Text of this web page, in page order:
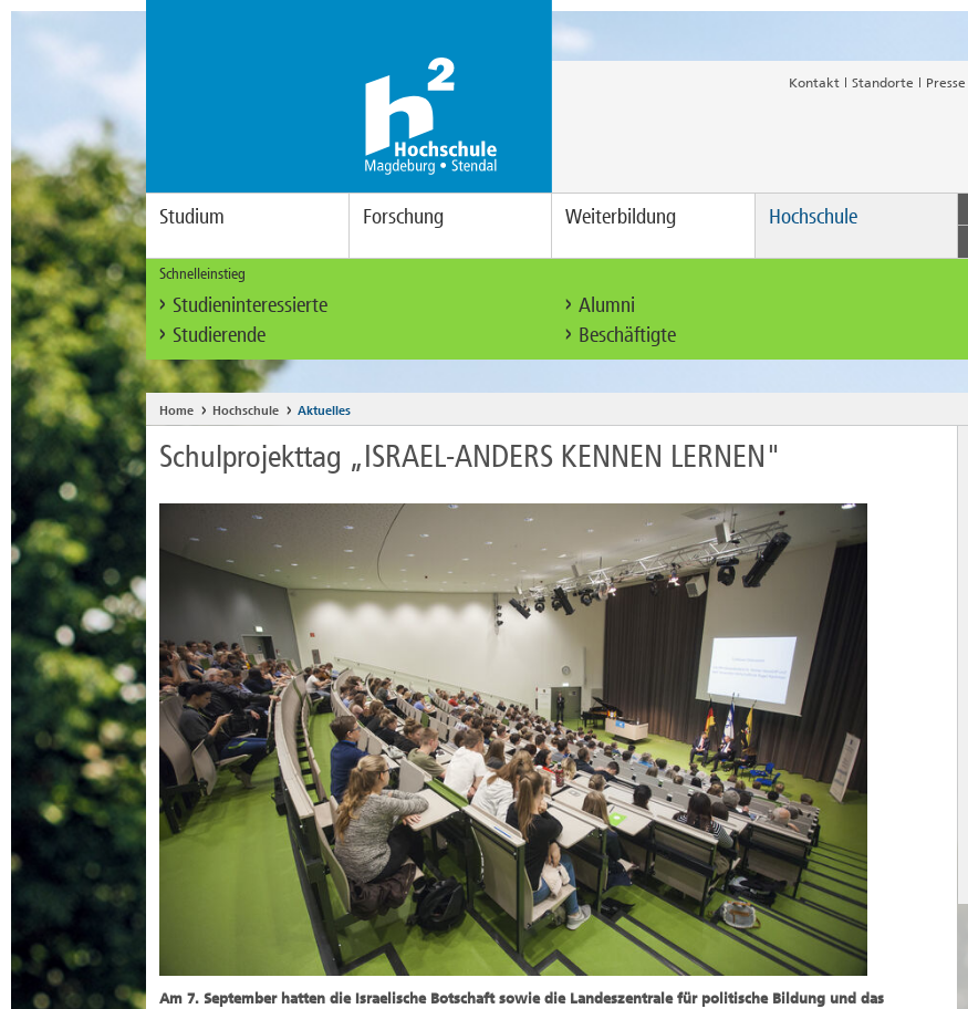
Kontakt Standorte Presse
Studium Forschung Weiterbildung Hochschule
Schnelleinstieg
Studieninteressierte Alumni
Studierende
Beschäftigte
Home Hochschule Aktuelles
Schulprojekttag „ISRAEL-ANDERS KENNEN LERNEN"
Am 7. September hatten die Israelische Botschaft sowie die Landeszentrale für politische Bildung und das